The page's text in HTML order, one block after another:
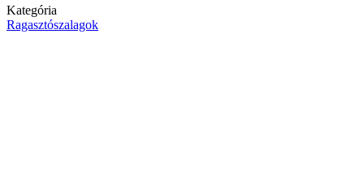
Kategória
Ragasztószalagok